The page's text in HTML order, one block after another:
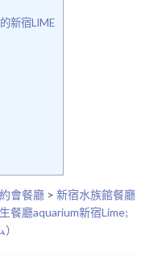
新宿LIME
會餐廳> 新宿水族館餐廳
餐廳aquarium新宿Lime;